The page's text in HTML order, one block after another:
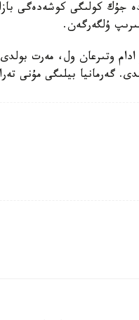
جۇك كولىگى كوشەدەگى
ۇلگەرگەن.
گەرمانيا بيلىگى مۇنى